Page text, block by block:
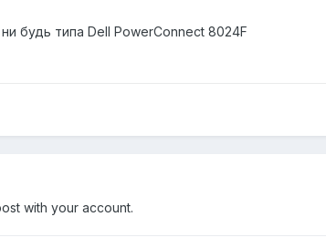
будь типа Dell PowerConnect 8024F
with your account.